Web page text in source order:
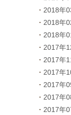
2018年
2018年
2018年
2017年
2017年
2017年
2017年
2017年
2017年